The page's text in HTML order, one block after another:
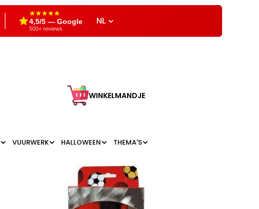
4,5/5 — Google
500+ reviews
NL
WINKELMANDJE
VUURWERK HALLOWEEN THEMA'S